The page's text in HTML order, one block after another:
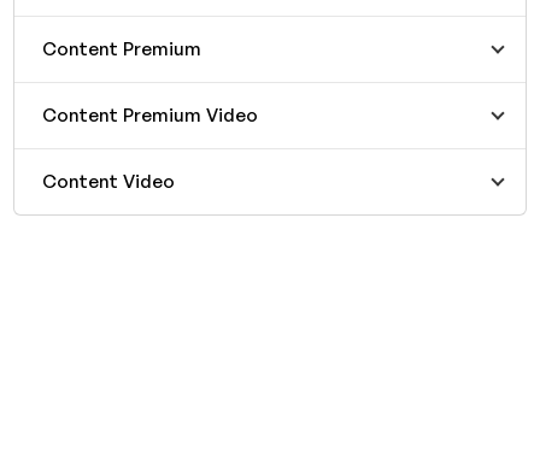
Content Premium
Content Premium Video
Content Video